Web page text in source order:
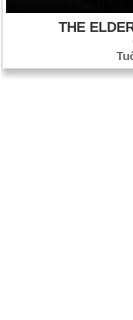
THE